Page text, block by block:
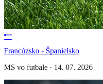
Francúzsko - Španielsko
MS vo futbale · 14. 07. 2026